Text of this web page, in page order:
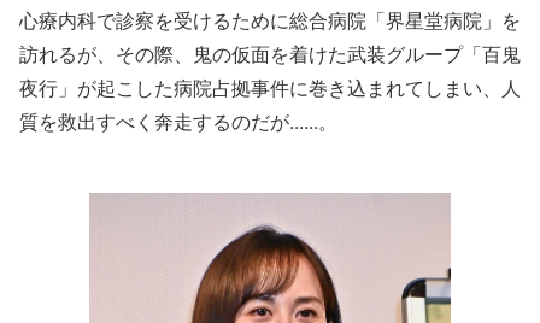
心療内科で診察を受けるために総合病院「界星堂病院」を
訪れるが、その際、鬼の仮面を着けた武装グループ「百鬼
夜行」が起こした病院占拠事件に巻き込まれてしまい、人
質を救出すべく奔走するのだが......。